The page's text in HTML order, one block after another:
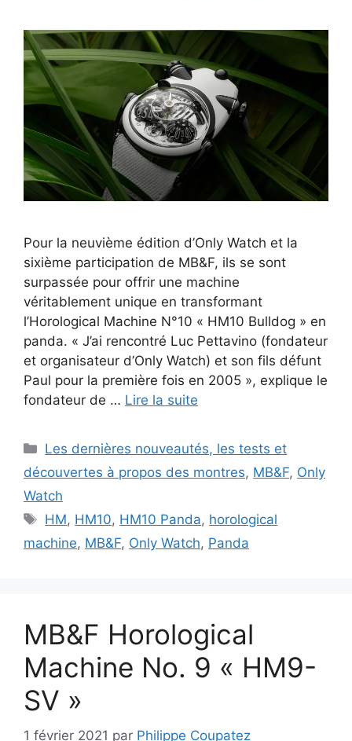
Pour la neuvième édition d’Only Watch et la
sixième participation de MB&F, ils se sont
surpassée pour offrir une machine
véritablement unique en transformant
l’Horological Machine N°10 « HM10 Bulldog » en
panda. « J’ai rencontré Luc Pettavino (fondateur
et organisateur d’Only Watch) et son fils défunt
Paul pour la première fois en 2005 », explique le
fondateur de … Lire la suite
Catégories
Les dernières nouveautés, les tests et
découvertes à propos des montres, MB&F, Only
Watch
Étiquettes
HM, HM10, HM10 Panda, horological
machine, MB&F, Only Watch, Panda
MB&F Horological
Machine No. 9 « HM9-
SV »
1 février 2021 par Philippe Coupatez